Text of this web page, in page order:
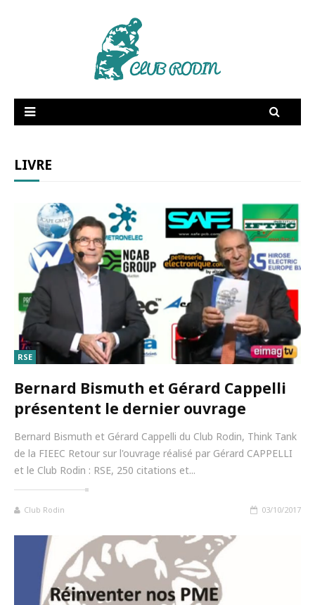
Supply Chain
Dictionnaire amoureux
Publications
Vidéos
Membres
LIVRE
RSE
Bernard Bismuth et Gérard Cappelli
présentent le dernier ouvrage
Bernard Bismuth et Gérard Cappelli du Club Rodin, Think Tank
de la FIEEC Retour sur l'ouvrage réalisé par Gérard CAPPELLI
et le Club Rodin : RSE, 250 citations et...
Club Rodin 03/10/2017